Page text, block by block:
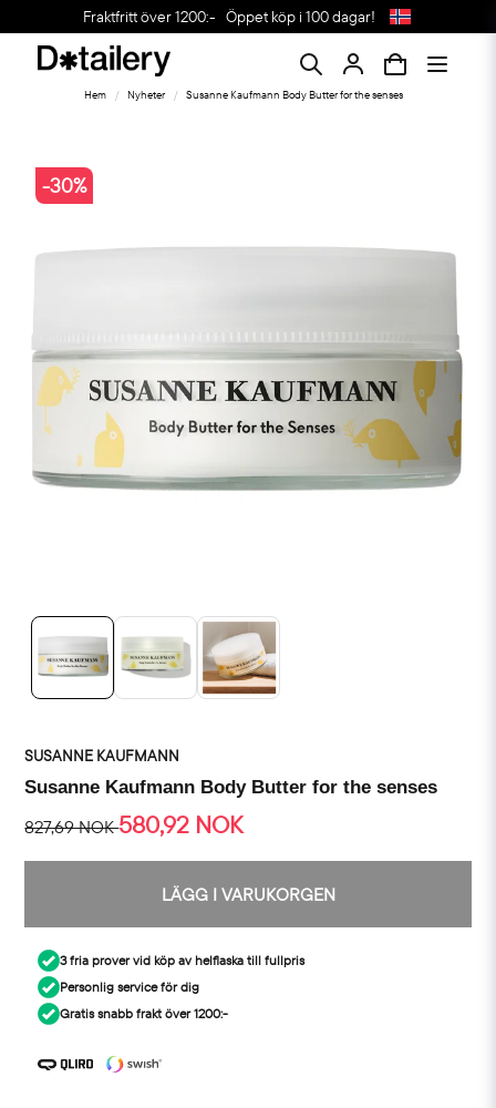
Fraktfritt över 1200:- Öppet köp i 100 dagar!
Hem Nyheter Susanne Kaufmann Body Butter for the senses
-30%
SUSANNE KAUFMANN
Susanne Kaufmann Body Butter for the senses
827,69 NOK580,92 NOK
LÄGG I VARUKORGEN
3 fria prover vid köp av helflaska till fullpris
Personlig service för dig
Gratis snabb frakt över 1200:-